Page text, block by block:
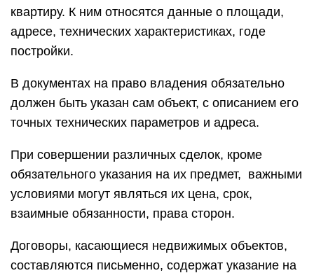
квартиру. К ним относятся данные о площади,
адресе, технических характеристиках, годе
постройки.
В документах на право владения обязательно
должен быть указан сам объект, с описанием его
точных технических параметров и адреса.
При совершении различных сделок, кроме
обязательного указания на их предмет, важными
условиями могут являться их цена, срок,
взаимные обязанности, права сторон.
Договоры, касающиеся недвижимых объектов,
составляются письменно, содержат указание на